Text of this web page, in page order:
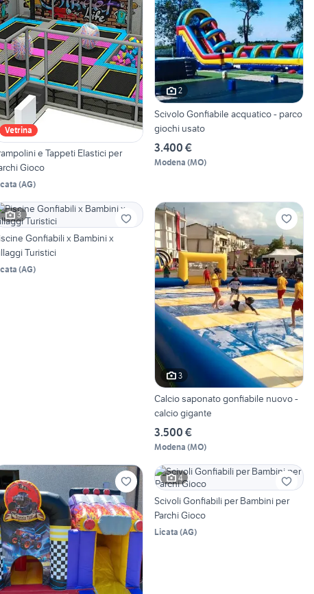
Vetrina
e Tappeti Elastici per
Gioco
(AG)
2
Scivolo Gonfiabile acquatico - parco
giochi usato
3.400 €
Modena (MO)
3
Gonfiabili x Bambini x
Turistici
(AG)
3
Calcio saponato gonfiabile nuovo -
calcio gigante
3.500 €
Modena (MO)
4
Scivoli Gonfiabili per Bambini per
Parchi Gioco
Licata (AG)